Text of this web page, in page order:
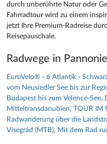
durch unberührte Natur oder
Fahrradtour wird zu einem
jetzt Ihre Premium-Radreise
Reisepauschale.
Radwege in
EuroVelo® - 6 Atlantik -
vom Neusiedler See bis zur
Budapest bis zum Velence-See
Mitteltransdanubien
TOUR IM
Radwanderung über die
Visegrád (MTB) Mit dem Rad